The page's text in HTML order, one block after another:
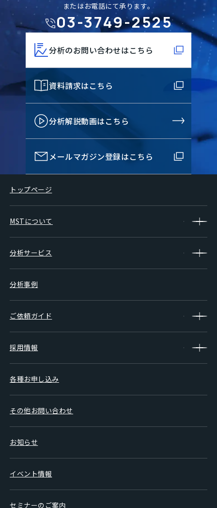
またはお電話にて承ります。
03-3749-2525
分析のお問い合わせはこちら
資料請求はこちら
分析解説動画はこちら
メールマガジン登録はこちら
トップページ
MSTについて
分析サービス
分析事例
ご依頼ガイド
採用情報
各種お申し込み
その他お問い合わせ
お知らせ
イベント情報
セミナーのご案内